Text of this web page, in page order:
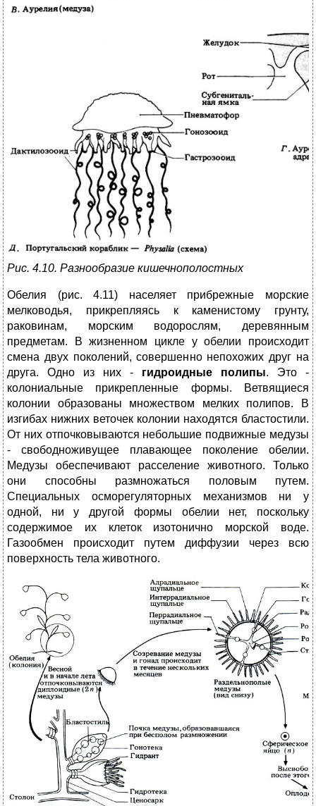
Рис. 4.10. Разнообразие кишечнополостных
Обелия (рис. 4.11) населяет прибрежные морские
мелководья, прикрепляясь к каменистому грунту,
раковинам, морским водорослям, деревянным
предметам. В жизненном цикле у обелии происходит
смена двух поколений, совершенно непохожих друг на
друга. Одно из них - гидроидные полипы. Это -
колониальные прикрепленные формы. Ветвящиеся
колонии образованы множеством мелких полипов. В
изгибах нижних веточек колонии находятся бластостили.
От них отпочковываются небольшие подвижные медузы
- свободноживущее плавающее поколение обелии.
Медузы обеспечивают расселение животного. Только
они способны размножаться половым путем.
Специальных осморегуляторных механизмов ни у
одной, ни у другой формы обелии нет, поскольку
содержимое их клеток изотонично морской воде.
Газообмен происходит путем диффузии через всю
поверхность тела животного.